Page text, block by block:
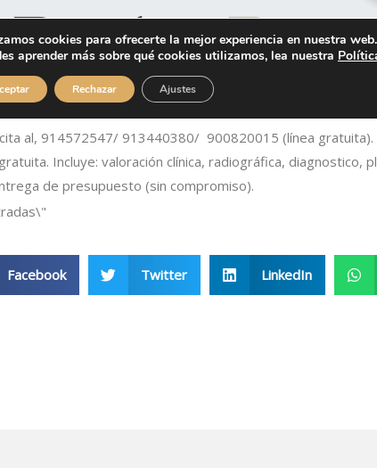
al, 914572547/ 913440380/ 900820015 (línea gratuita).
Incluye: valoración clínica, radiográfica, diagnostico,
de presupuesto (sin compromiso).
Facebook Twitter LinkedIn